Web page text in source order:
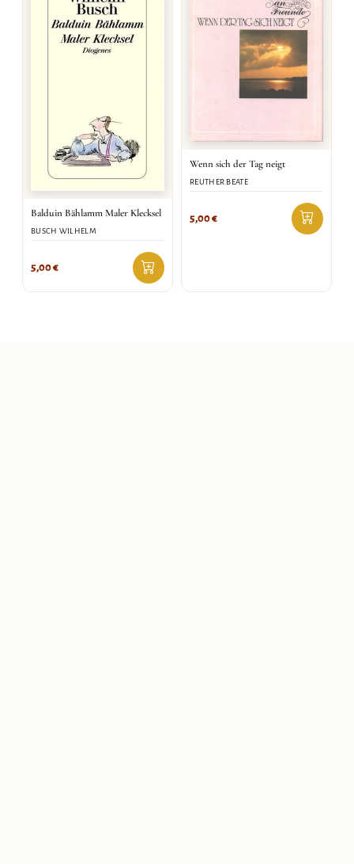
Balduin Bählamm Maler Klecksel
BUSCH WILHELM
5,00€
Wenn sich der Tag neigt
REUTHER BEATE
5,00€